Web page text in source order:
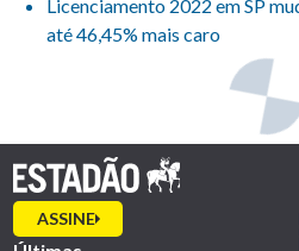
Licenciamento 2022 em SP
até 46,45% mais caro